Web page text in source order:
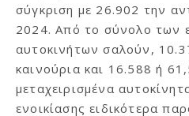
σύγκριση με 26.902 την
2024. Από το σύνολο των
αυτοκινήτων σαλούν,
καινούρια και 16.588 ή
μεταχειρισμένα
ενοικίασης ειδικότερα